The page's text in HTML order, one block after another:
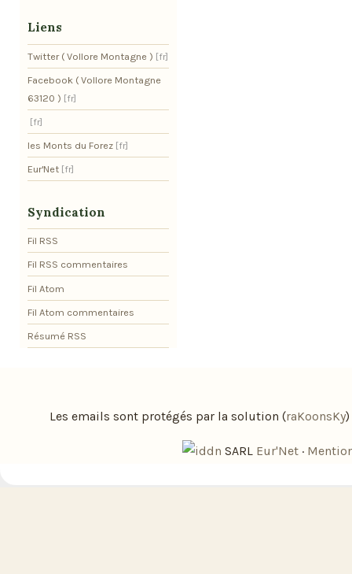
Liens
Twitter ( Vollore Montagne )
Facebook ( Vollore Montagne
63120 )
les Monts du Forez
Eur'Net
Syndication
Fil RSS
Fil RSS commentaires
Fil Atom
Fil Atom commentaires
Résumé RSS
Les emails sont protégés par la solution (raKoonsKy)
SARL Eur'Net ·